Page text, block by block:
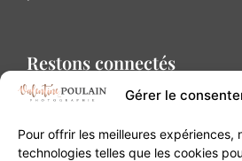
Gérer le
Pour offrir les meilleures expériences,
technologies telles que les cookies
Restons connectés